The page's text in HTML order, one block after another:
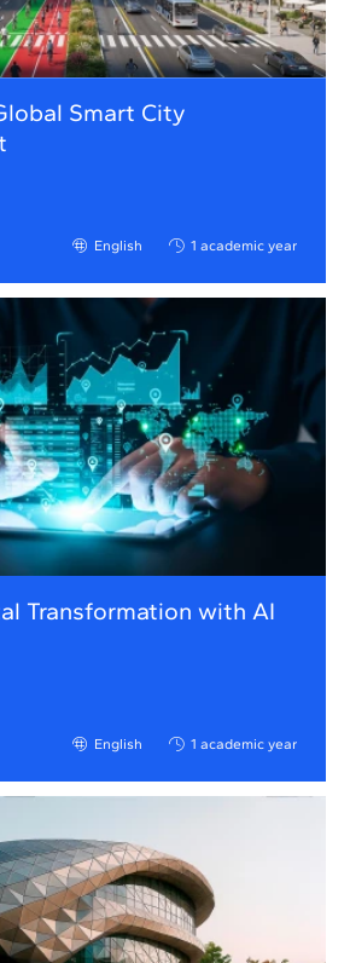
Smart City
English 1 academic year
Transformation with AI
English 1 academic year